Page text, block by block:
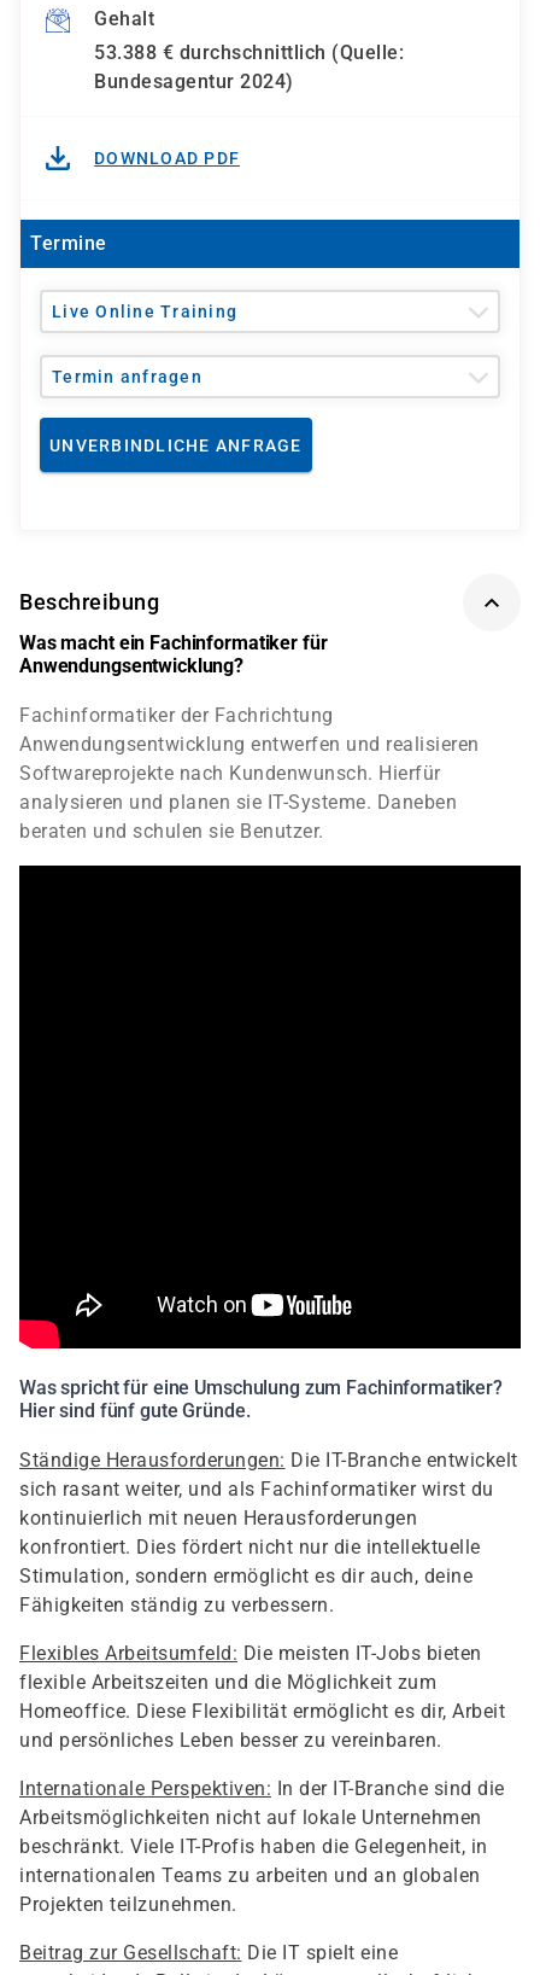
Gehalt
53.388 € durchschnittlich (Quelle:
Bundesagentur 2024)
DOWNLOAD PDF
Termine
Live Online Training
Termin anfragen
UNVERBINDLICHE ANFRAGE
Beschreibung
Was macht ein Fachinformatiker für
Anwendungsentwicklung?
Fachinformatiker der Fachrichtung
Anwendungsentwicklung entwerfen und realisieren
Softwareprojekte nach Kundenwunsch. Hierfür
analysieren und planen sie IT-Systeme. Daneben
beraten und schulen sie Benutzer.
Was spricht für eine Umschulung zum Fachinformatiker?
Hier sind fünf gute Gründe.
Ständige Herausforderungen: Die IT-Branche entwickelt
sich rasant weiter, und als Fachinformatiker wirst du
kontinuierlich mit neuen Herausforderungen
konfrontiert. Dies fördert nicht nur die intellektuelle
Stimulation, sondern ermöglicht es dir auch, deine
Fähigkeiten ständig zu verbessern.
Flexibles Arbeitsumfeld: Die meisten IT-Jobs bieten
flexible Arbeitszeiten und die Möglichkeit zum
Homeoffice. Diese Flexibilität ermöglicht es dir, Arbeit
und persönliches Leben besser zu vereinbaren.
Internationale Perspektiven: In der IT-Branche sind die
Arbeitsmöglichkeiten nicht auf lokale Unternehmen
beschränkt. Viele IT-Profis haben die Gelegenheit, in
internationalen Teams zu arbeiten und an globalen
Projekten teilzunehmen.
Beitrag zur Gesellschaft: Die IT spielt eine